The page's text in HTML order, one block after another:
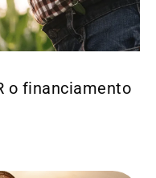
o financiamento